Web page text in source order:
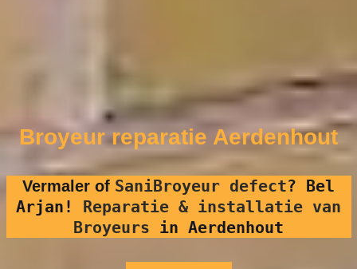
Broyeur reparatie Aerdenhout
Vermaler of SaniBroyeur defect? Bel
Arjan! Reparatie & installatie van
Broyeurs in Aerdenhout